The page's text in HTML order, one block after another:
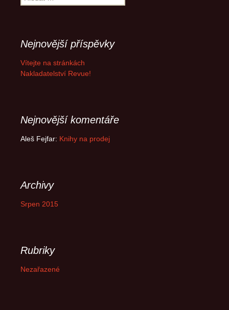
Nejnovější příspěvky
Vítejte na stránkách
Nakladatelství Revue!
Nejnovější komentáře
Aleš Fejfar: Knihy na prodej
Archivy
Srpen 2015
Rubriky
Nezařazené